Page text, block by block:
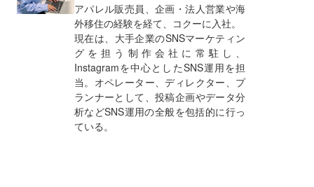
アパレル販売員、企画・法人営業や海
外移住の経験を経て、コクーに入社。
現在は、大手企業のSNSマーケティン
グを担う制作会社に常駐し、
Instagramを中心としたSNS運用を担
当。オペレーター、ディレクター、プ
ランナーとして、投稿企画やデータ分
析などSNS運用の全般を包括的に行っ
ている。